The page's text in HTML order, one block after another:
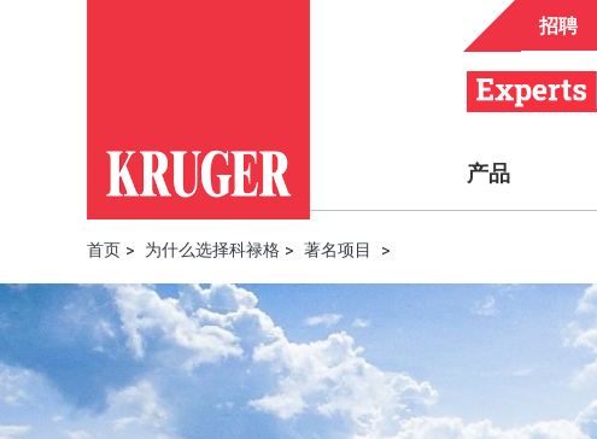
招聘
产品
首页 > 为什么选择科禄格 > 著名项目 >